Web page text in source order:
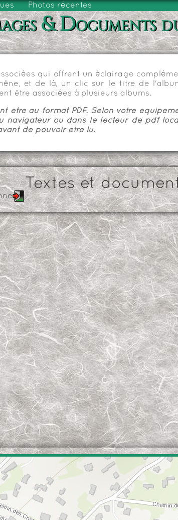
Photos récentes
& Documents
qui offrent un éclairage
et de là, un clic sur le titre de
être associées à plusieurs albums.
être au format PDF. Selon votre
navigateur ou dans le lecteur de pdf
de pouvoir être lu.
Textes et